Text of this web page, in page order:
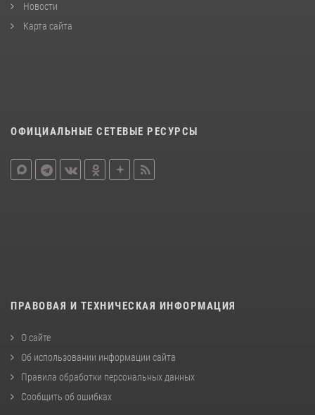
Новости
Карта сайта
ОФИЦИАЛЬНЫЕ СЕТЕВЫЕ РЕСУРСЫ
ПРАВОВАЯ И ТЕХНИЧЕСКАЯ ИНФОРМАЦИЯ
О сайте
Об использовании информации сайта
Правила обработки персональных данных
Сообщить об ошибках